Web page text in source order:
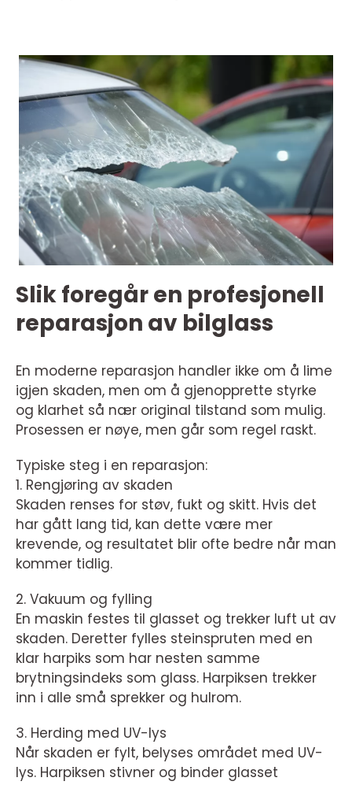
Slik foregår en profesjonell
reparasjon av bilglass
En moderne reparasjon handler ikke om å lime
igjen skaden, men om å gjenopprette styrke
og klarhet så nær original tilstand som mulig.
Prosessen er nøye, men går som regel raskt.
Typiske steg i en reparasjon:
1. Rengjøring av skaden
Skaden renses for støv, fukt og skitt. Hvis det
har gått lang tid, kan dette være mer
krevende, og resultatet blir ofte bedre når man
kommer tidlig.
2. Vakuum og fylling
En maskin festes til glasset og trekker luft ut av
skaden. Deretter fylles steinspruten med en
klar harpiks som har nesten samme
brytningsindeks som glass. Harpiksen trekker
inn i alle små sprekker og hulrom.
3. Herding med UV-lys
Når skaden er fylt, belyses området med UV-
lys. Harpiksen stivner og binder glasset